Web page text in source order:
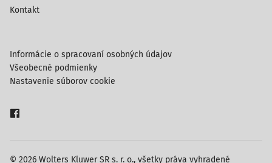
Kontakt
© 2026 Wolters Kluwer SR s. r. o., všetky práva vyhradené
Informácie o spracovaní osobných údajov
Všeobecné podmienky
Nastavenie súborov cookie